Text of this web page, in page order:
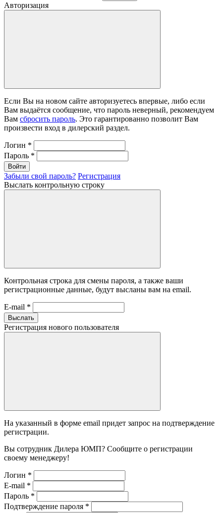
Авторизация
Если Вы на новом сайте авторизуетесь впервые, либо если
Вам выдаётся сообщение, что пароль неверный, рекомендуем
Вам сбросить пароль. Это гарантированно позволит Вам
произвести вход в дилерский раздел.
Логин *
Пароль *
Войти
Забыли свой пароль? Регистрация
Выслать контрольную строку
Контрольная строка для смены пароля, а также ваши
регистрационные данные, будут высланы вам на email.
E-mail *
Выслать
Регистрация нового пользователя
На указанный в форме email придет запрос на подтверждение
регистрации.
Вы сотрудник Дилера ЮМП? Сообщите о регистрации
своему менеджеру!
Логин *
E-mail *
Пароль *
Подтверждение пароля *